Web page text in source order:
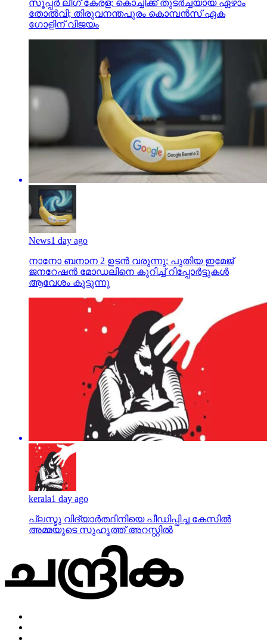
സൂപ്പര്‍ ലീഗ് കേരള: കൊച്ചിക്ക് തുടര്‍ച്ചയായ ഏഴാം
തോല്‍വി; തിരുവനന്തപുരം കൊമ്പന്‍സ് ഏക
ഗോളിന് വിജയം
News1 day ago
നാനോ ബനാന 2 ഉടന്‍ വരുന്നു; പുതിയ ഇമേജ്
ജനറേഷന്‍ മോഡലിനെ കുറിച്ച് റിപ്പോര്‍ട്ടുകള്‍
ആവേശം കൂട്ടുന്നു
kerala1 day ago
പ്ലസ്ടു വിദ്യാര്‍ത്ഥിനിയെ പീഡിപ്പിച്ച കേസില്‍
അമ്മയുടെ സുഹൃത്ത് അറസ്റ്റില്‍